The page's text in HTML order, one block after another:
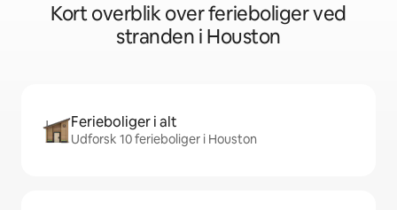
Kort overblik over ferieboliger ved
stranden i Houston
Ferieboliger i alt
Udforsk 10 ferieboliger i Houston